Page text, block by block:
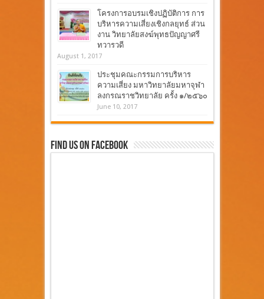
โครงการอบรมเชิงปฏิบัติการ การ
บริหารความเสี่ยงเชิงกลยุทธ์ ส่วน
งาน วิทยาลัยสงฆ์พุทธปัญญาศรี
ทวารวดี
August 1, 2017
ประชุมคณะกรรมการบริหาร
ความเสี่ยง มหาวิทยาลัยมหาจุฬา
ลงกรณราชวิทยาลัย ครั้ง ๑/๒๕๖๐
June 10, 2017
Find Us On Facebook